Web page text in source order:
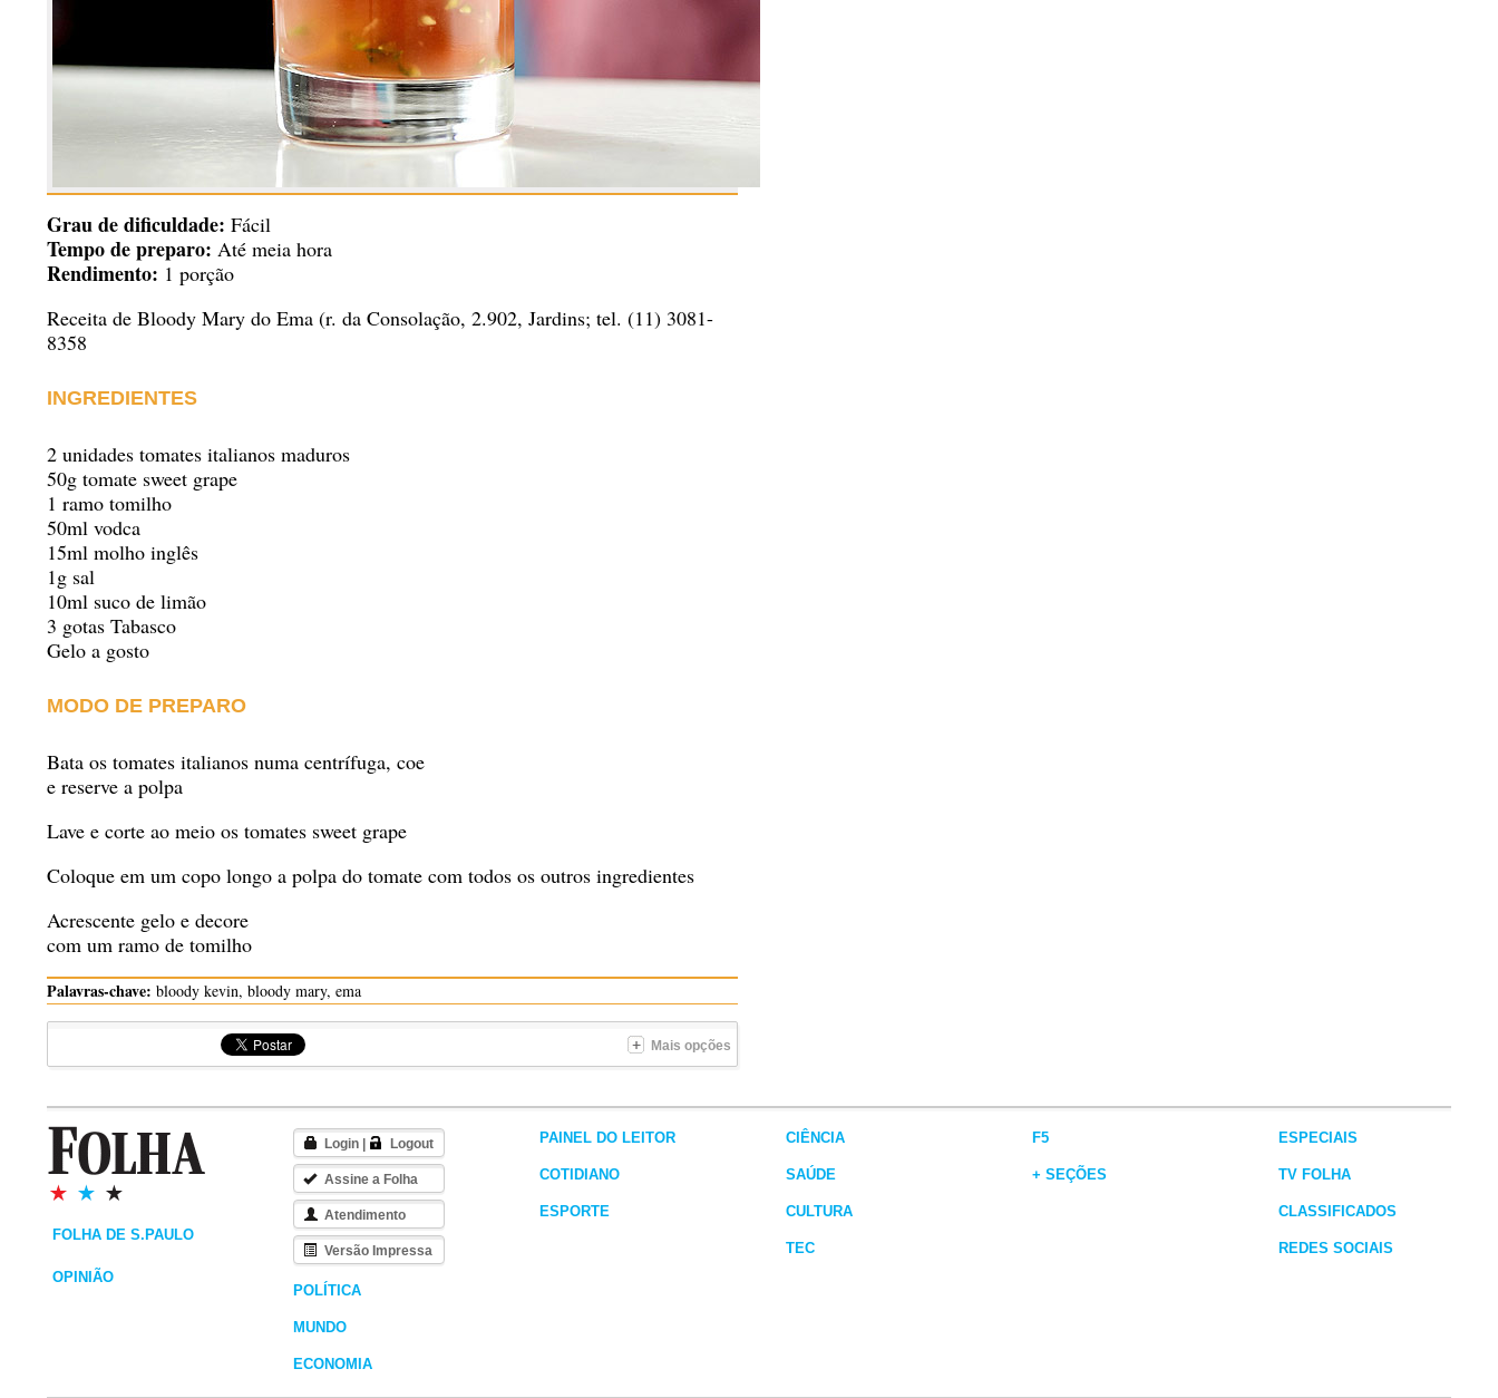
Grau de dificuldade: Fácil
Tempo de preparo: Até meia hora
Rendimento: 1 porção
Receita de Bloody Mary do Ema (r. da Consolação, 2.902, Jardins; tel. (11) 3081-
8358
INGREDIENTES
2 unidades tomates italianos maduros
50g tomate sweet grape
1 ramo tomilho
50ml vodca
15ml molho inglês
1g sal
10ml suco de limão
3 gotas Tabasco
Gelo a gosto
MODO DE PREPARO
Bata os tomates italianos numa centrífuga, coe
e reserve a polpa
Lave e corte ao meio os tomates sweet grape
Coloque em um copo longo a polpa do tomate com todos os outros ingredientes
Acrescente gelo e decore
com um ramo de tomilho
Palavras-chave: bloody kevin, bloody mary, ema
Mais opções
FOLHA DE S.PAULO
OPINIÃO
Login Logout
Assine a Folha
Atendimento
Versão Impressa
POLÍTICA
MUNDO
ECONOMIA
PAINEL DO LEITOR
COTIDIANO
ESPORTE
CIÊNCIA
SAÚDE
CULTURA
TEC
F5
+ SEÇÕES
ESPECIAIS
TV FOLHA
CLASSIFICADOS
REDES SOCIAIS